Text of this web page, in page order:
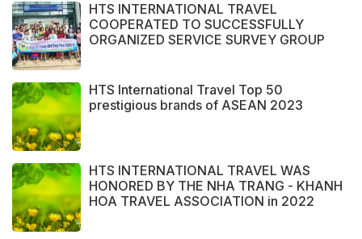
HTS INTERNATIONAL TRAVEL
COOPERATED TO SUCCESSFULLY
ORGANIZED SERVICE SURVEY GROUP
HTS International Travel Top 50
prestigious brands of ASEAN 2023
HTS INTERNATIONAL TRAVEL WAS
HONORED BY THE NHA TRANG - KHANH
HOA TRAVEL ASSOCIATION in 2022